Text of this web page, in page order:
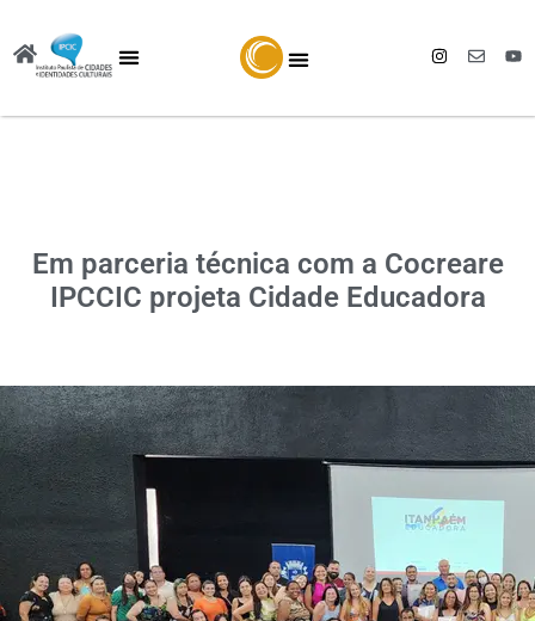
Em parceria técnica com a Cocreare
IPCCIC projeta Cidade Educadora